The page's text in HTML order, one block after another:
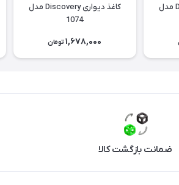
کاغذ دیواری Discovery مدل
کاغذ دیواری Discovery مدل
1074
1,678,000 تومان
ضمانت بازگشت کالا